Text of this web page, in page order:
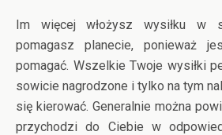
Im więcej włożysz wysiłku w
pomagasz planecie, ponieważ
pomagać. Wszelkie Twoje wysiłki
sowicie nagrodzone i tylko na tym
się kierować. Generalnie można
przychodzi do Ciebie w